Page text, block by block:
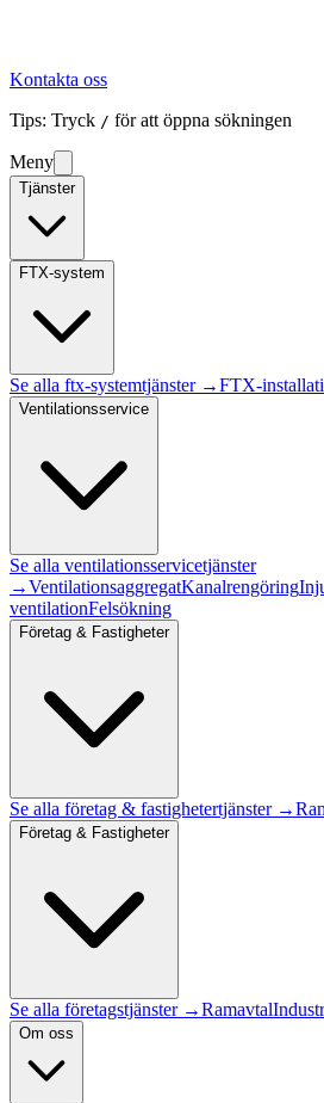
Kontakta oss
Tips: Tryck / för att öppna sökningen
Meny
Tjänster
FTX-system
Se alla ftx-systemtjänster →FTX-
Ventilationsservice
Se alla ventilationsservicetjänster
→VentilationsaggregatKanalrengöring
ventilationFelsökning
Företag & Fastigheter
Se alla företag & fastighetertjänster →
Företag & Fastigheter
Se alla företagstjänster →Ramavtal
Om oss